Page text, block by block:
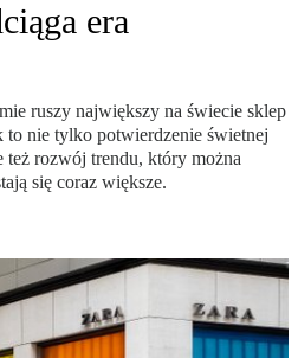
era
ruszy największy na świecie sklep
nie tylko potwierdzenie świetnej
rozwój trendu, który można
się coraz większe.